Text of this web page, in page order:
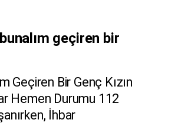
geçiren bir
Geçiren Bir Genç Kızın
Hemen Durumu 112
İhbar